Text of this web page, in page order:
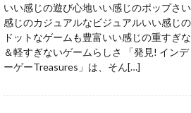
いい感じの遊び心地いい感じのポップさ
感じのカジュアルなビジュアルいい感じ
ドットなゲームも豊富いい感じの重すぎ
＆軽すぎないゲームらしさ 「発見! インデ
ーゲーTreasures」は、そん[…]